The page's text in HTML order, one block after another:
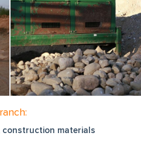
construction materials